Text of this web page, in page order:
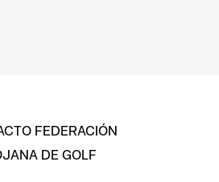
FEDERACIÓN
DE GOLF